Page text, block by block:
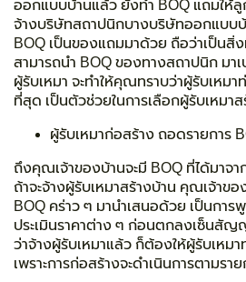
ออกแบบบ้านแล้ว ยังทำ BOQ แถมใ
จ้างบริษัทสถาปนิกบางบริษัทออกแบบบ้
BOQ เป็นของแถมมาด้วย ถือว่าเป็น
สามารถนำ BOQ ของทางสถาปนิก มา
ผู้รับเหมา จะทำให้คุณทราบว่าผู้รับเหมา
ที่สุด เป็นตัวช่วยในการเลือกผู้รับเหมาส
ผู้รับเหมาก่อสร้าง ถอดรายการ
ถึงคุณเจ้าของบ้านจะมี BOQ ที่ได้มาจ
ถ้าจะจ้างผู้รับเหมาสร้างบ้าน คุณเจ้าขอ
BOQ คร่าว ๆ มานำเสนอด้วย เป็นการ
ประเมินราคาต่าง ๆ ก่อนตกลงเซ็นสัญ
ว่าจ้างผู้รับเหมาแล้ว ก็ต้องให้ผู้รับเหมา
เพราะการก่อสร้างจะดำเนินการตามรา